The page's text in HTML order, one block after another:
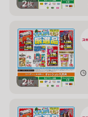
2枚
2枚